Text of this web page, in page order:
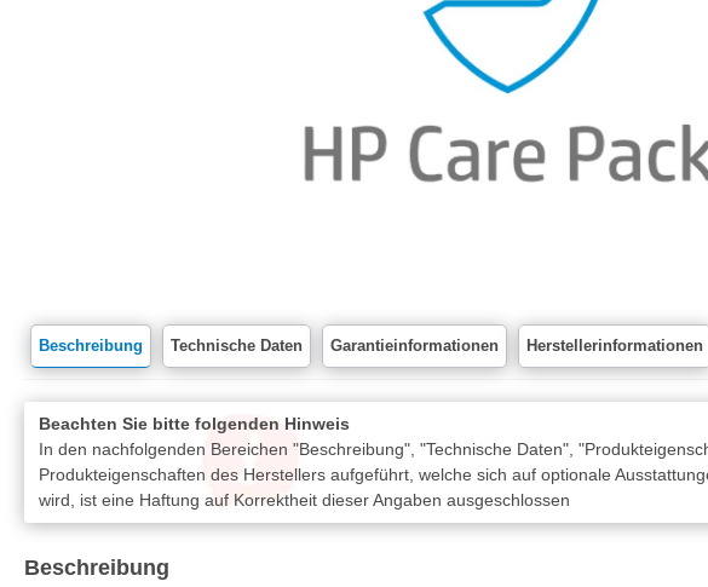
Beschreibung Technische Daten Garantieinformationen Herstellerinformationen
Beachten Sie bitte folgenden Hinweis
In den nachfolgenden Bereichen "Beschreibung", "Technische Daten",
Produkteigenschaften des Herstellers aufgeführt, welche sich auf optionale
wird, ist eine Haftung auf Korrektheit dieser Angaben ausgeschlossen
Beschreibung